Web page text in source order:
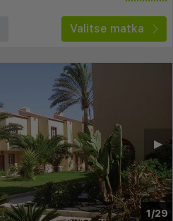
Valitse matka
1/29
▶︎